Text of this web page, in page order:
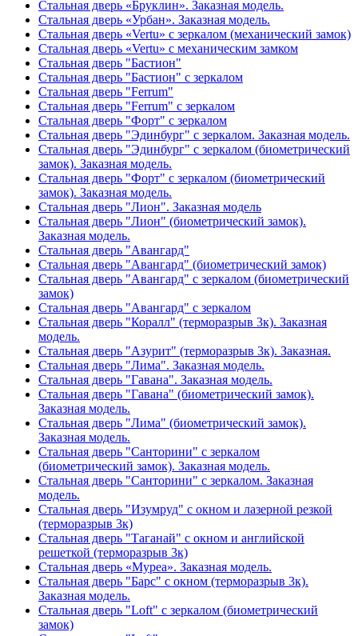
Стальная дверь «Бруклин». Заказная модель.
Стальная дверь «Урбан». Заказная модель.
Стальная дверь «Vertu» с зеркалом (механический замок)
Стальная дверь «Vertu» с механическим замком
Стальная дверь "Бастион"
Стальная дверь "Бастион" с зеркалом
Стальная дверь "Ferrum"
Стальная дверь "Ferrum" с зеркалом
Стальная дверь "Форт" с зеркалом
Стальная дверь "Эдинбург" с зеркалом. Заказная модель.
Стальная дверь "Эдинбург" с зеркалом (биометрический
замок). Заказная модель.
Стальная дверь "Форт" с зеркалом (биометрический
замок). Заказная модель.
Стальная дверь "Лион". Заказная модель
Стальная дверь "Лион" (биометрический замок).
Заказная модель.
Стальная дверь "Авангард"
Стальная дверь "Авангард" (биометрический замок)
Стальная дверь "Авангард" с зеркалом (биометрический
замок)
Стальная дверь "Авангард" с зеркалом
Стальная дверь "Коралл" (терморазрыв 3к). Заказная
модель.
Стальная дверь "Азурит" (терморазрыв 3к). Заказная.
Стальная дверь "Лима". Заказная модель.
Стальная дверь "Гавана". Заказная модель.
Стальная дверь "Гавана" (биометрический замок).
Заказная модель.
Стальная дверь "Лима" (биометрический замок).
Заказная модель.
Стальная дверь "Санторини" с зеркалом
(биометрический замок). Заказная модель.
Стальная дверь "Санторини" с зеркалом. Заказная
модель.
Стальная дверь "Изумруд" с окном и лазерной резкой
(терморазрыв 3к)
Стальная дверь "Таганай" с окном и английской
решеткой (терморазрыв 3к)
Стальная дверь «Муреа». Заказная модель.
Стальная дверь "Барс" с окном (терморазрыв 3к).
Заказная модель.
Стальная дверь "Loft" с зеркалом (биометрический
замок)